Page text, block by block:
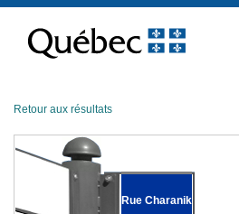
contenu
Retour aux résultats
Rue Charanik